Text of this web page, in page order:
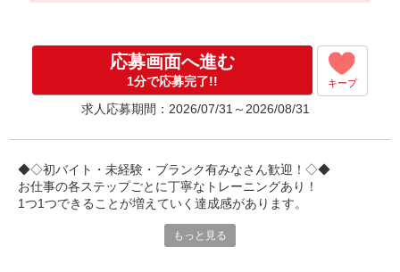
応募画面へ進む
1分で応募完了!! キープ
求人応募期間：2026/07/31～2026/08/31
◆◇初バイト・未経験・ブランク有みなさん歓迎！◇◆
お仕事の各ステップごとに丁寧なトレーニングあり！
1つ1つできることが増えていく達成感があります。
もっと見る